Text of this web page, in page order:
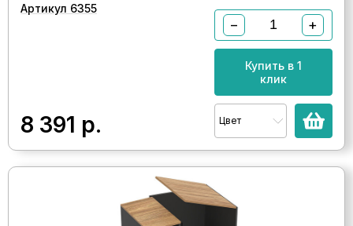
Артикул 6355
8 391 р.
− +
Купить в 1
клик
Цвет